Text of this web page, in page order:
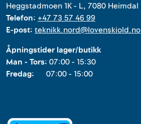
Heggstadmoen 1K - L, 7080 Heimdal
Telefon: +47 73 57 46 99
E-post: teknikk.nord@lovenskiold.no
Åpningstider lager/butikk
Man - Tors: 07:00 - 15:30
Fredag: 07:00 - 15:00